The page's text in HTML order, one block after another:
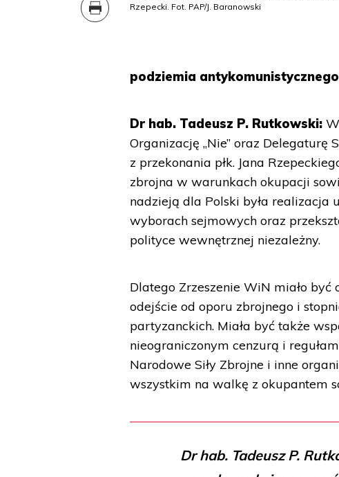
Rzepecki. Fot. PAP/J. Baranowski
podziemia
Dr hab. Tadeusz P. Rutkowski:
Organizację „Nie” oraz Delegaturę
z przekonania płk. Jana
zbrojna w warunkach okupacji
nadzieją dla Polski była realizacja
wyborach sejmowych oraz
polityce wewnętrznej niezależny.
Dlatego Zrzeszenie WiN miało
odejście od oporu zbrojnego i
partyzanckich. Miała być także
nieograniczonym cenzurą i
Narodowe Siły Zbrojne i inne
wszystkim na walkę z okupantem
Dr hab. Tadeusz P.